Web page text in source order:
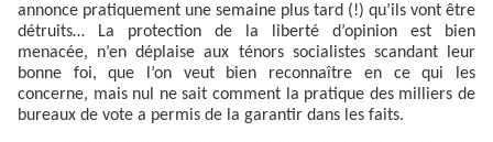
annonce pratiquement une semaine plus tard (!) qu’ils vont être
détruits… La protection de la liberté d’opinion est bien
menacée, n’en déplaise aux ténors socialistes scandant leur
bonne foi, que l’on veut bien reconnaître en ce qui les
concerne, mais nul ne sait comment la pratique des milliers de
bureaux de vote a permis de la garantir dans les faits.